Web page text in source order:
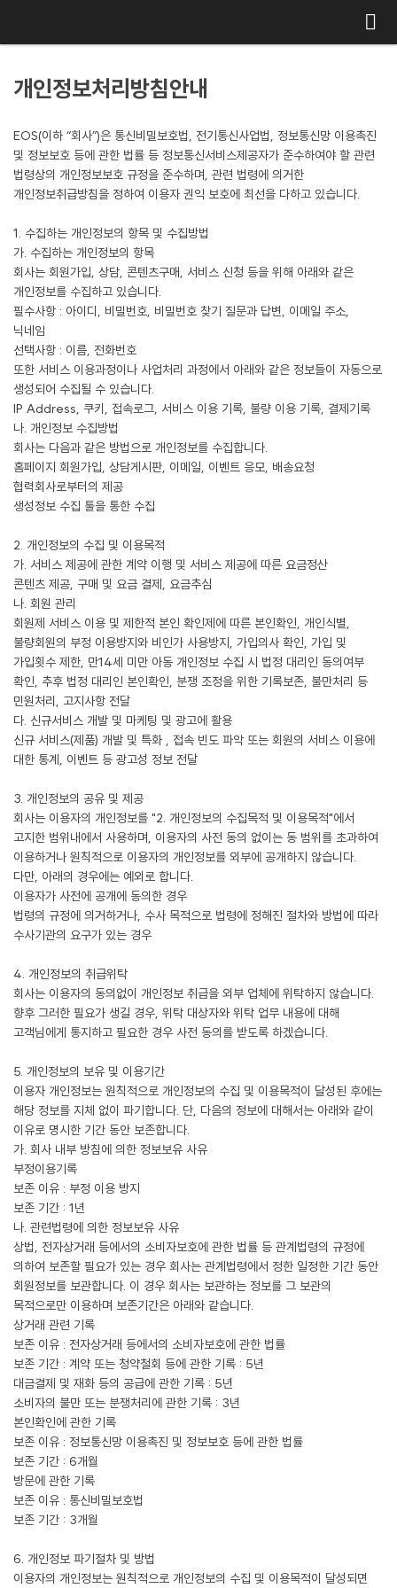
개인정보처리방침안내
EOS(이하 “회사”)은 통신비밀보호법, 전기통신사업법, 정보통신망 이용촉진
및 정보보호 등에 관한 법률 등 정보통신서비스제공자가 준수하여야 할 관련
법령상의 개인정보보호 규정을 준수하며, 관련 법령에 의거한
개인정보취급방침을 정하여 이용자 권익 보호에 최선을 다하고 있습니다.
1. 수집하는 개인정보의 항목 및 수집방법
가. 수집하는 개인정보의 항목
회사는 회원가입, 상담, 콘텐츠구매, 서비스 신청 등을 위해 아래와 같은
개인정보를 수집하고 있습니다.
필수사항 : 아이디, 비밀번호, 비밀번호 찾기 질문과 답변, 이메일 주소,
닉네임
선택사항 : 이름, 전화번호
또한 서비스 이용과정이나 사업처리 과정에서 아래와 같은 정보들이 자동으로
생성되어 수집될 수 있습니다.
IP Address, 쿠키, 접속로그, 서비스 이용 기록, 불량 이용 기록, 결제기록
나. 개인정보 수집방법
회사는 다음과 같은 방법으로 개인정보를 수집합니다.
홈페이지 회원가입, 상담게시판, 이메일, 이벤트 응모, 배송요청
협력회사로부터의 제공
생성정보 수집 툴을 통한 수집
2. 개인정보의 수집 및 이용목적
가. 서비스 제공에 관한 계약 이행 및 서비스 제공에 따른 요금정산
콘텐츠 제공, 구매 및 요금 결제, 요금추심
나. 회원 관리
회원제 서비스 이용 및 제한적 본인 확인제에 따른 본인확인, 개인식별,
불량회원의 부정 이용방지와 비인가 사용방지, 가입의사 확인, 가입 및
가입횟수 제한, 만14세 미만 아동 개인정보 수집 시 법정 대리인 동의여부
확인, 추후 법정 대리인 본인확인, 분쟁 조정을 위한 기록보존, 불만처리 등
민원처리, 고지사항 전달
다. 신규서비스 개발 및 마케팅 및 광고에 활용
신규 서비스(제품) 개발 및 특화 , 접속 빈도 파악 또는 회원의 서비스 이용에
대한 통계, 이벤트 등 광고성 정보 전달
3. 개인정보의 공유 및 제공
회사는 이용자의 개인정보를 "2. 개인정보의 수집목적 및 이용목적"에서
고지한 범위내에서 사용하며, 이용자의 사전 동의 없이는 동 범위를 초과하여
이용하거나 원칙적으로 이용자의 개인정보를 외부에 공개하지 않습니다.
다만, 아래의 경우에는 예외로 합니다.
이용자가 사전에 공개에 동의한 경우
법령의 규정에 의거하거나, 수사 목적으로 법령에 정해진 절차와 방법에 따라
수사기관의 요구가 있는 경우
4. 개인정보의 취급위탁
회사는 이용자의 동의없이 개인정보 취급을 외부 업체에 위탁하지 않습니다.
향후 그러한 필요가 생길 경우, 위탁 대상자와 위탁 업무 내용에 대해
고객님에게 통지하고 필요한 경우 사전 동의를 받도록 하겠습니다.
5. 개인정보의 보유 및 이용기간
이용자 개인정보는 원칙적으로 개인정보의 수집 및 이용목적이 달성된 후에는
해당 정보를 지체 없이 파기합니다. 단, 다음의 정보에 대해서는 아래와 같이
이유로 명시한 기간 동안 보존합니다.
가. 회사 내부 방침에 의한 정보보유 사유
부정이용기록
보존 이유 : 부정 이용 방지
보존 기간 : 1년
나. 관련법령에 의한 정보보유 사유
상법, 전자상거래 등에서의 소비자보호에 관한 법률 등 관계법령의 규정에
의하여 보존할 필요가 있는 경우 회사는 관계법령에서 정한 일정한 기간 동안
회원정보를 보관합니다. 이 경우 회사는 보관하는 정보를 그 보관의
목적으로만 이용하며 보존기간은 아래와 같습니다.
상거래 관련 기록
보존 이유 : 전자상거래 등에서의 소비자보호에 관한 법률
보존 기간 : 계약 또는 청약철회 등에 관한 기록 : 5년
대금결제 및 재화 등의 공급에 관한 기록 : 5년
소비자의 불만 또는 분쟁처리에 관한 기록 : 3년
본인확인에 관한 기록
보존 이유 : 정보통신망 이용촉진 및 정보보호 등에 관한 법률
보존 기간 : 6개월
방문에 관한 기록
보존 이유 : 통신비밀보호법
보존 기간 : 3개월
6. 개인정보 파기절차 및 방법
이용자의 개인정보는 원칙적으로 개인정보의 수집 및 이용목적이 달성되면